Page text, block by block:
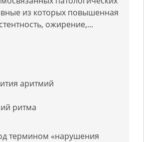
из которых повышенная
ожирение,...
аритмий
ритма
термином «нарушения